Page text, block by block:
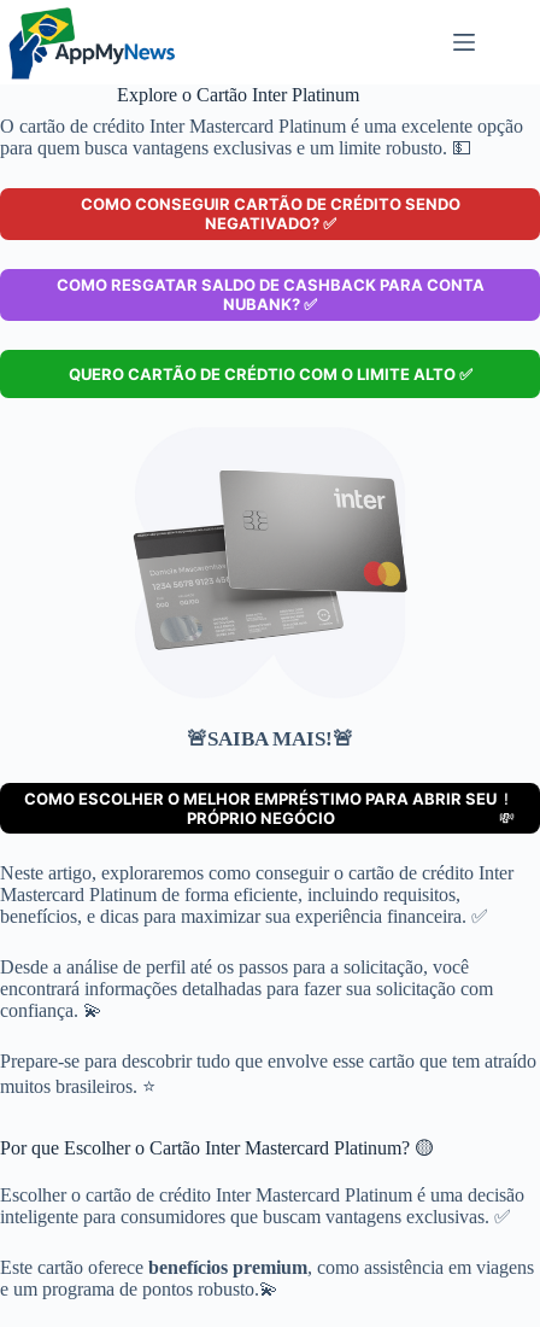
Pular
para
conteúdo
Explore o Cartão Inter Platinum
O cartão de crédito Inter Mastercard Platinum é uma excelente opção
para quem busca vantagens exclusivas e um limite robusto. 💵
COMO CONSEGUIR CARTÃO DE CRÉDITO SENDO
NEGATIVADO? ✅
COMO RESGATAR SALDO DE CASHBACK PARA CONTA
NUBANK? ✅
QUERO CARTÃO DE CRÉDTIO COM O LIMITE ALTO ✅
🚨SAIBA MAIS!🚨
COMO ESCOLHER O MELHOR EMPRÉSTIMO PARA ABRIR SEU
PRÓPRIO NEGÓCIO
!
💸
Neste artigo, exploraremos como conseguir o cartão de crédito Inter
Mastercard Platinum de forma eficiente, incluindo requisitos,
benefícios, e dicas para maximizar sua experiência financeira. ✅
Desde a análise de perfil até os passos para a solicitação, você
encontrará informações detalhadas para fazer sua solicitação com
confiança. 💫
Prepare-se para descobrir tudo que envolve esse cartão que tem atraído
muitos brasileiros. ⭐
Por que Escolher o Cartão Inter Mastercard Platinum? 🟡
Escolher o cartão de crédito Inter Mastercard Platinum é uma decisão
inteligente para consumidores que buscam vantagens exclusivas. ✅
Este cartão oferece benefícios premium, como assistência em viagens
e um programa de pontos robusto.💫